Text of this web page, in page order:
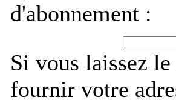
d'abonnement :
Si vous laissez
fournir votre